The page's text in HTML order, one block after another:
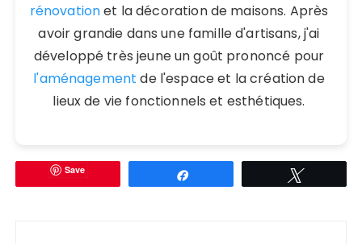
rénovationet la décoration de maisons. Après
avoir grandie dans une famille d'artisans, j'ai
développé très jeune un goût prononcé pour
l'aménagement de l'espace et la création de
lieux de vie fonctionnels et esthétiques.
Save